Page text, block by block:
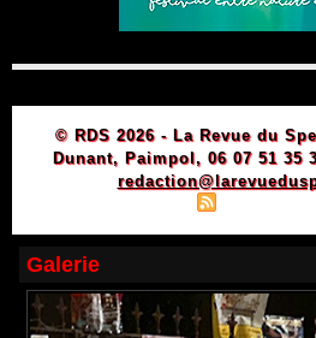
© RDS 2026 - La Revue du
Dunant, Paimpol, 06 07 51 35
Galerie